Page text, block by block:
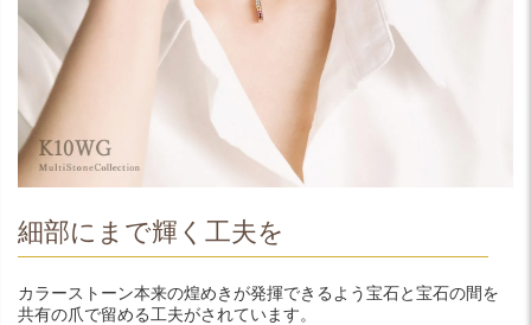
細部にまで輝く工夫を
カラーストーン本来の煌めきが発揮できるよう宝石と宝石の間を
共有の爪で留める工夫がされています。